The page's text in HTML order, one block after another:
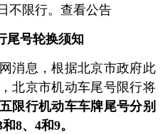
限行。查看公告
尾号轮换须知
息，根据北京市政府此
北京市机动车尾号限行将
限行机动车车牌尾号分别
8、4和9。